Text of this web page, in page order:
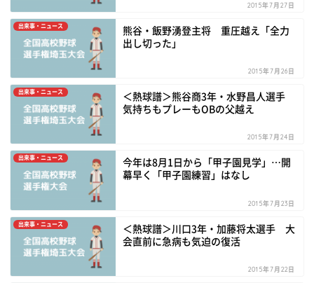
2015年7月27日
出来事・ニュース
熊谷・飯野湧登主将 重圧越え「全力
出し切った」
2015年7月26日
出来事・ニュース
＜熱球譜＞熊谷商3年・水野昌人選手
気持ちもプレーもOBの父越え
2015年7月24日
出来事・ニュース
今年は8月1日から「甲子園見学」…開
幕早く「甲子園練習」はなし
2015年7月23日
出来事・ニュース
＜熱球譜＞川口3年・加藤将太選手 大
会直前に急病も気迫の復活
2015年7月22日